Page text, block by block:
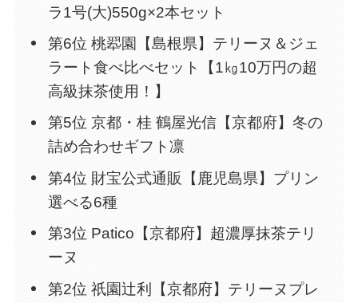
ラ1号(大)550g×2本セット
第6位 桃翆園【島根県】テリーヌ＆ジェ
ラート食べ比べセット【1㎏10万円の超
高級抹茶使用！】
第5位 京都・桂 鶴屋光信【京都府】冬の
詰め合わせギフト凛
第4位 財宝公式通販【鹿児島県】プリン
選べる6種
第3位 Patico【京都府】超濃厚抹茶テリ
ーヌ
第2位 祇園辻利【京都府】テリーヌプレ